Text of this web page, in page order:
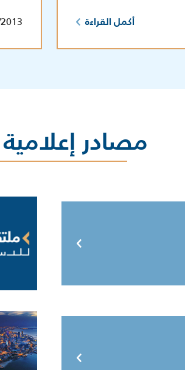
أكمل القراءة
مصادر